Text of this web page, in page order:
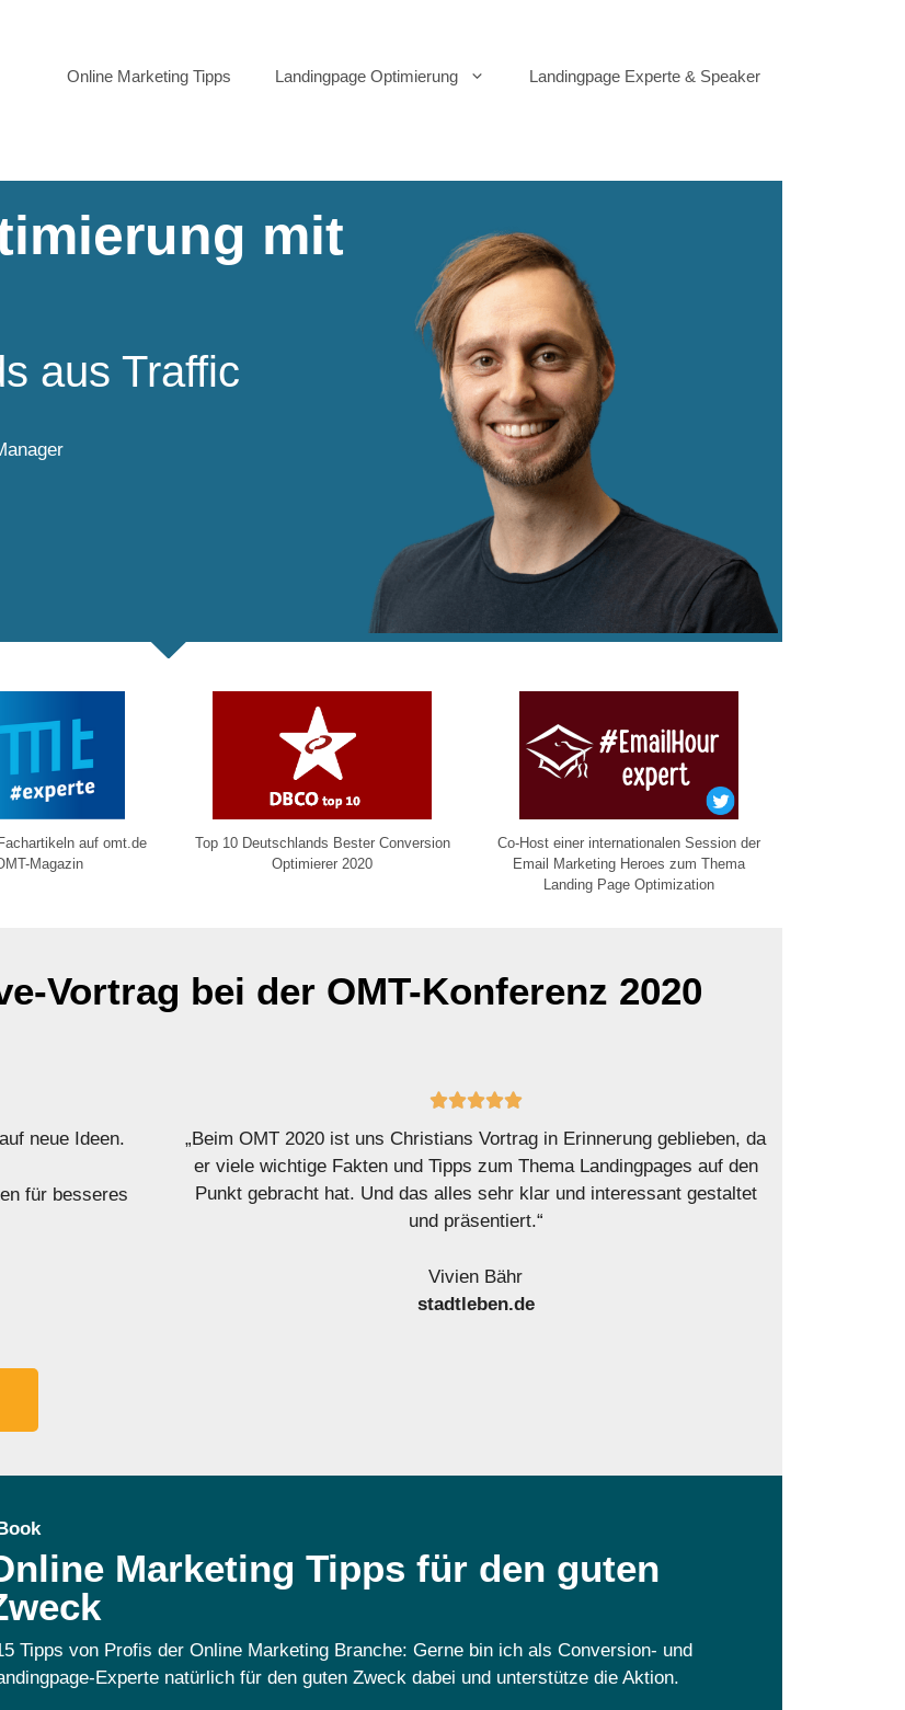
Online Marketing Tipps Landingpage Optimierung Landingpage Experte & Speaker
mit
aus Traffic
auf omt.de
Magazin
Top 10 Deutschlands Bester Conversion
Optimierer 2020
Co-Host einer internationalen Session der
Email Marketing Heroes zum Thema
Landing Page Optimization
Vortrag bei der OMT-Konferenz 2020
neue Ideen.
für besseres

„Beim OMT 2020 ist uns Christians Vortrag in Erinnerung geblieben, da
er viele wichtige Fakten und Tipps zum Thema Landingpages auf den
Punkt gebracht hat. Und das alles sehr klar und interessant gestaltet
und präsentiert.“
Vivien Bähr
stadtleben.de
Marketing Tipps für den guten
Tipps von Profis der Online Marketing Branche: Gerne bin ich als Conversion- und
Experte natürlich für den guten Zweck dabei und unterstütze die Aktion.